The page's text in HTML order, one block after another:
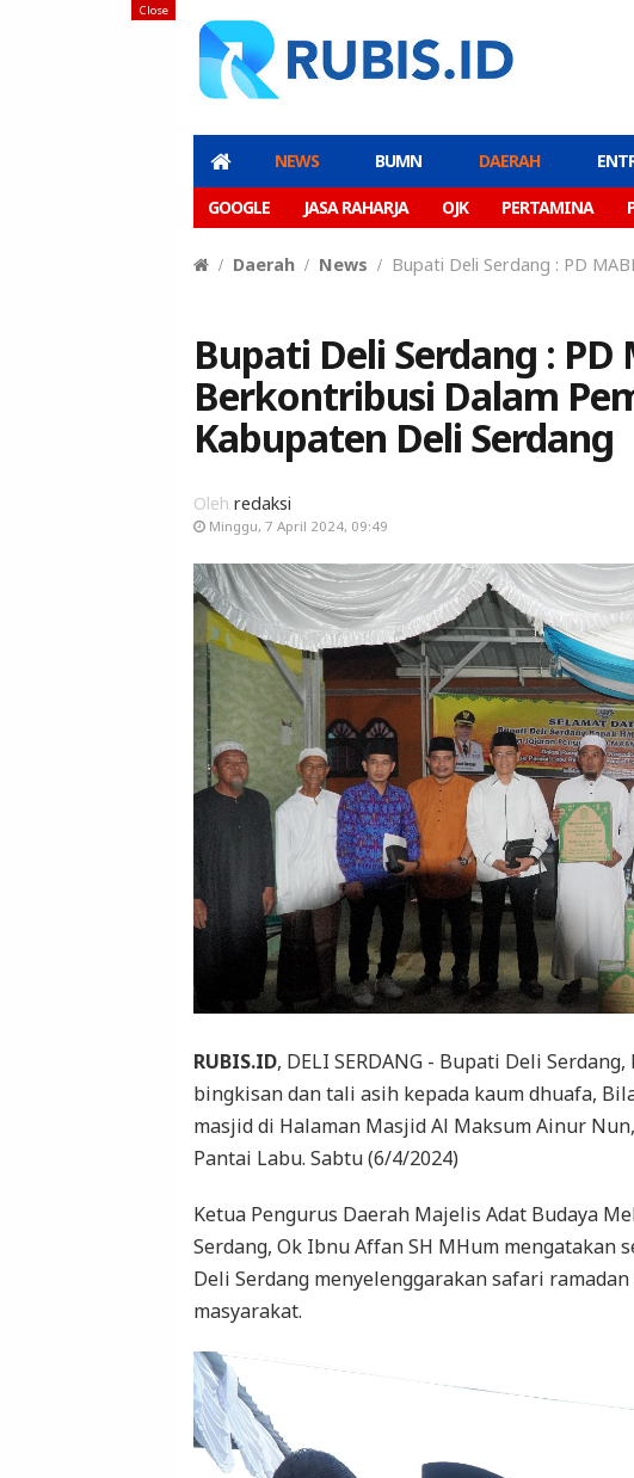
NEWS BUMN DAERAH
GOOGLE JASA RAHARJA OJK PERTAMINA
Close
Daerah News Bupati Deli Serdang : PD
Bupati Deli Serdang : PD
Berkontribusi Dalam
Kabupaten Deli Serdang
Oleh redaksi
Minggu, 7 April 2024, 09:49
RUBIS.ID, DELI SERDANG - Bupati Deli
bingkisan dan tali asih kepada kaum dhuafa,
masjid di Halaman Masjid Al Maksum Ainur
Pantai Labu. Sabtu (6/4/2024)
Ketua Pengurus Daerah Majelis Adat Budaya
Serdang, Ok Ibnu Affan SH MHum mengatakan
Deli Serdang menyelenggarakan safari
masyarakat.